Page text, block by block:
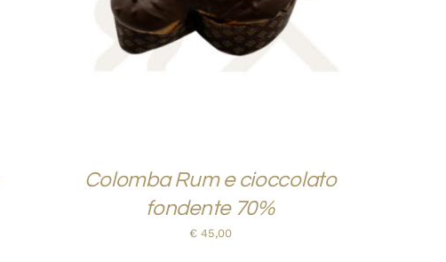
Colomba Rum e cioccolato
fondente 70%
€45,00